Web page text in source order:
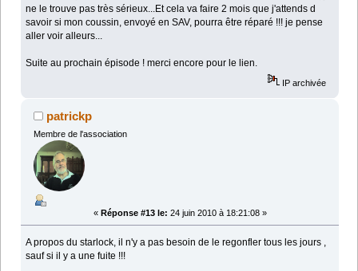
ne le trouve pas très sérieux...Et cela va faire 2 mois que j'attends d
savoir si mon coussin, envoyé en SAV, pourra être réparé !!! je pense
aller voir alleurs...
Suite au prochain épisode ! merci encore pour le lien.
IP archivée
patrickp
Membre de l'association
« Réponse #13 le: 24 juin 2010 à 18:21:08 »
A propos du starlock, il n'y a pas besoin de le regonfler tous les jours ,
sauf si il y a une fuite !!!